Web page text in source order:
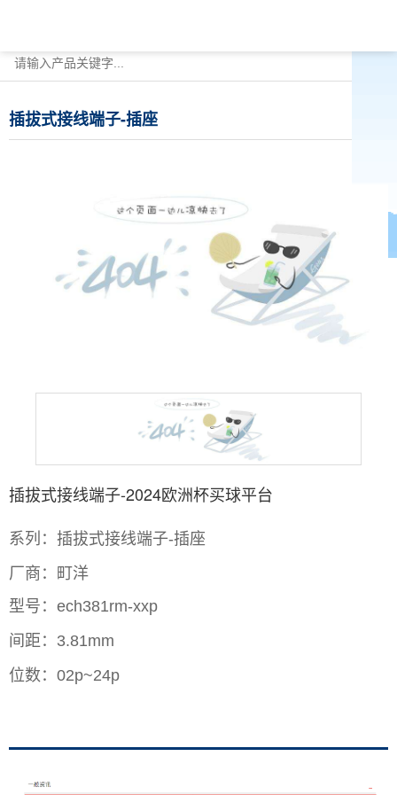
插拔式接线端子-插座
插拔式接线端子-2024欧洲杯买球平台
系列：插拔式接线端子-插座
厂商：町洋
型号： ech381rm-xxp
间距： 3.81mm
位数： 02p~24p